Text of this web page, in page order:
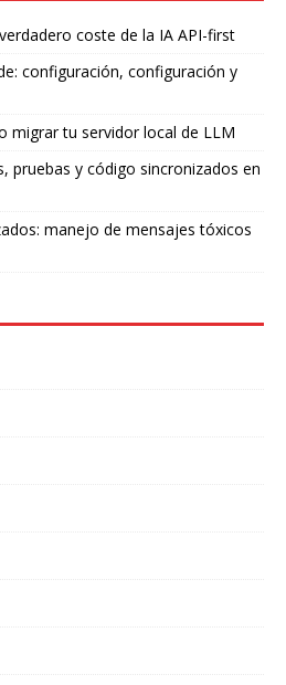
coste de la IA API-first
configuración, configuración y
migrar tu servidor local de LLM
pruebas y código sincronizados en
manejo de mensajes tóxicos